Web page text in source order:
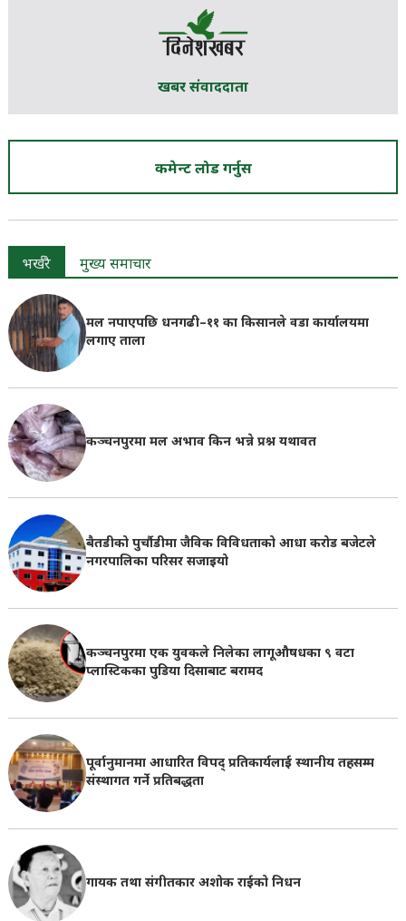
खबर संवाददाता
कमेन्ट लोड गर्नुस
भर्खरै मुख्य समाचार
मल नपाएपछि धनगढी–११ का किसानले वडा कार्यालयमा
लगाए ताला
कञ्चनपुरमा मल अभाव किन भन्ने प्रश्न यथावत
बैतडीको पुर्चौडीमा जैविक विविधताको आधा करोड बजेटले
नगरपालिका परिसर सजाइयो
कञ्चनपुरमा एक युवकले निलेका लागूऔषधका ९ वटा
प्लास्टिकका पुडिया दिसाबाट बरामद
पूर्वानुमानमा आधारित विपद् प्रतिकार्यलाई स्थानीय तहसम्म
संस्थागत गर्ने प्रतिबद्धता
गायक तथा संगीतकार अशोक राईको निधन